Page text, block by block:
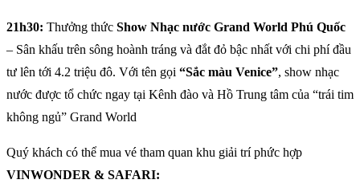
21h30: Thưởng thức Show Nhạc nước Grand World Phú Quốc
– Sân khấu trên sông hoành tráng và đắt đỏ bậc nhất với chi phí đầu
tư lên tới 4.2 triệu đô. Với tên gọi “Sắc màu Venice”, show nhạc
nước được tổ chức ngay tại Kênh đào và Hồ Trung tâm của “trái tim
không ngủ” Grand World
Quý khách có thể mua vé tham quan khu giải trí phức hợp
VINWONDER & SAFARI: